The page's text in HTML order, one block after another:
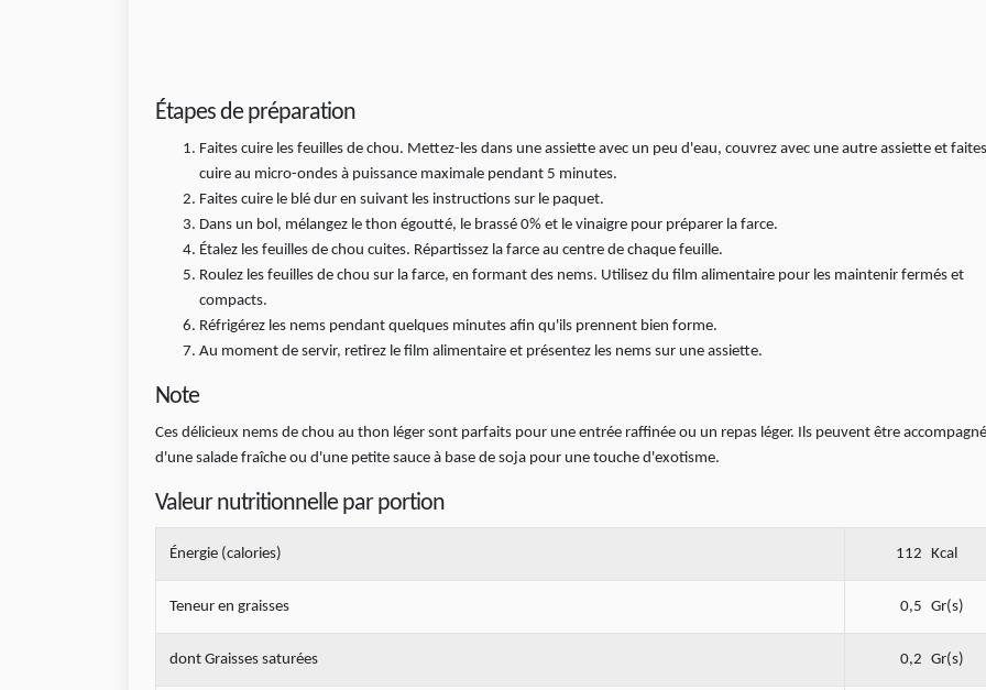
Étapes de préparation
Faites cuire les feuilles de chou. Mettez-les dans une assiette avec un peu d'eau, couvrez avec une autre assiette et faites
cuire au micro-ondes à puissance maximale pendant 5 minutes.
Faites cuire le blé dur en suivant les instructions sur le paquet.
Dans un bol, mélangez le thon égoutté, le brassé 0% et le vinaigre pour préparer la farce.
Étalez les feuilles de chou cuites. Répartissez la farce au centre de chaque feuille.
Roulez les feuilles de chou sur la farce, en formant des nems. Utilisez du film alimentaire pour les maintenir fermés et
compacts.
Réfrigérez les nems pendant quelques minutes afin qu'ils prennent bien forme.
Au moment de servir, retirez le film alimentaire et présentez les nems sur une assiette.
Note
Ces délicieux nems de chou au thon léger sont parfaits pour une entrée raffinée ou un repas léger. Ils peuvent être
d'une salade fraîche ou d'une petite sauce à base de soja pour une touche d'exotisme.
Valeur nutritionnelle par portion
Énergie (calories) 112 Kcal
Teneur en graisses 0,5 Gr(s)
dont Graisses saturées 0,2 Gr(s)